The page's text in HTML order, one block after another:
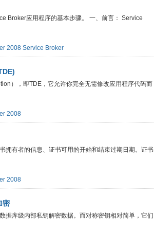
Broker应用程序的基本步骤。 一、前言： Service
2008 Service Broker
），即TDE，它允许你完全无需修改应用程序代码而
2008
拥有者的信息、证书可用的开始和结束过期日期。证书
2008
密
据库级内部私钥解密数据。而对称密钥相对简单，它们